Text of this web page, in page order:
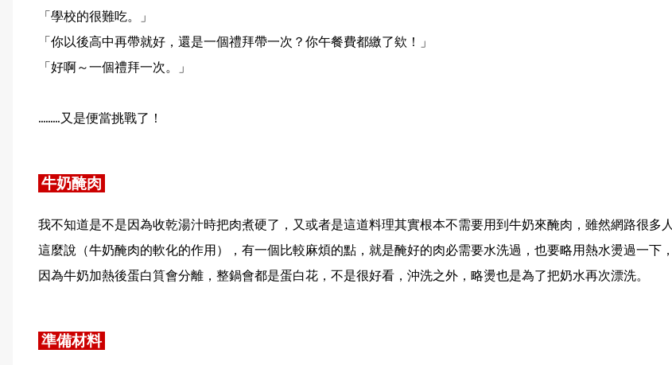
「學校的很難吃。」
「你以後高中再帶就好，還是一個禮拜帶一次？你午餐費都繳了欸！」
「好啊～一個禮拜一次。」
.........又是便當挑戰了！
牛奶醃肉
我不知道是不是因為收乾湯汁時把肉煮硬了，又或者是這道料理其實根本不需要用到牛奶來醃肉，雖然網路很多人
這麼說（牛奶醃肉的軟化的作用），有一個比較麻煩的點，就是醃好的肉必需要水洗過，也要略用熱水燙過一下，
因為牛奶加熱後蛋白筫會分離，整鍋會都是蛋白花，不是很好看，沖洗之外，略燙也是為了把奶水再次漂洗。
準備材料